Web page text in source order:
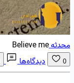
محدثهBelieve me
0 دیدگاه‌ها